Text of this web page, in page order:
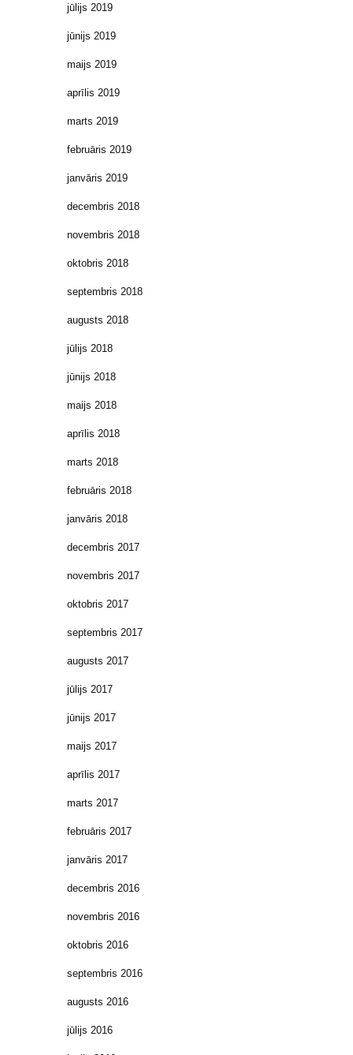
jūlijs 2019
jūnijs 2019
maijs 2019
aprīlis 2019
marts 2019
februāris 2019
janvāris 2019
decembris 2018
novembris 2018
oktobris 2018
septembris 2018
augusts 2018
jūlijs 2018
jūnijs 2018
maijs 2018
aprīlis 2018
marts 2018
februāris 2018
janvāris 2018
decembris 2017
novembris 2017
oktobris 2017
septembris 2017
augusts 2017
jūlijs 2017
jūnijs 2017
maijs 2017
aprīlis 2017
marts 2017
februāris 2017
janvāris 2017
decembris 2016
novembris 2016
oktobris 2016
septembris 2016
augusts 2016
jūlijs 2016